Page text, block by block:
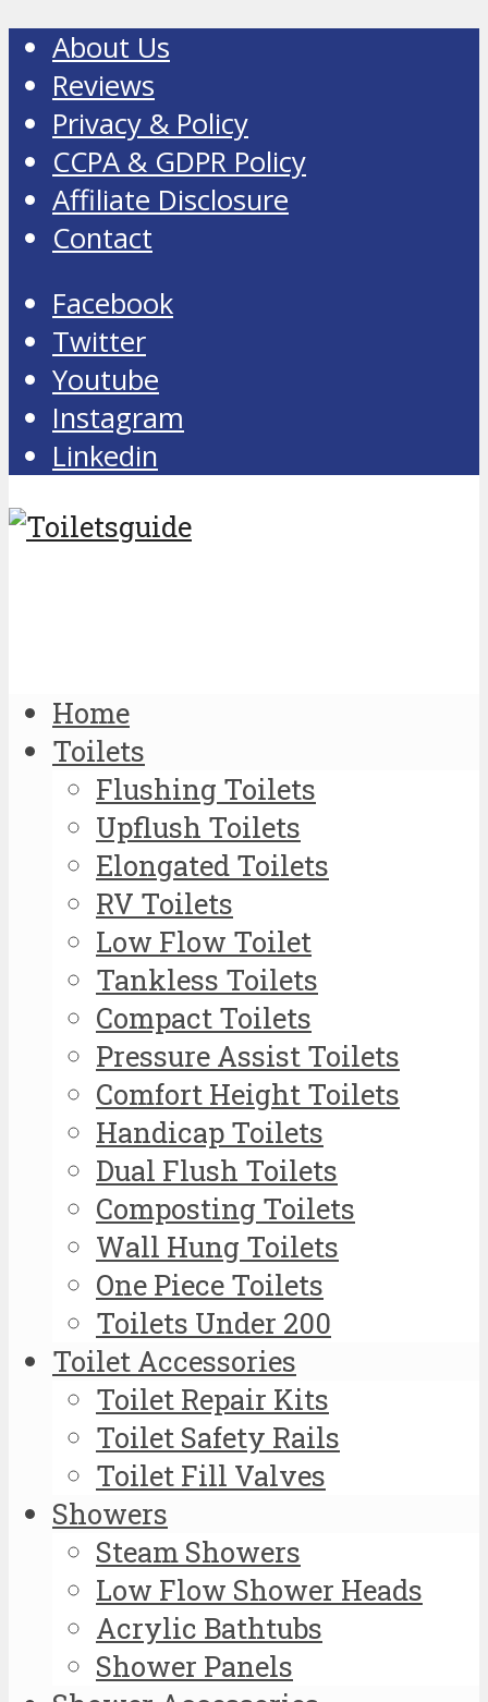
About Us
Reviews
Privacy & Policy
CCPA & GDPR Policy
Affiliate Disclosure
Contact
Facebook
Twitter
Youtube
Instagram
Linkedin
Home
Toilets
Flushing Toilets
Upflush Toilets
Elongated Toilets
RV Toilets
Low Flow Toilet
Tankless Toilets
Compact Toilets
Pressure Assist Toilets
Comfort Height Toilets
Handicap Toilets
Dual Flush Toilets
Composting Toilets
Wall Hung Toilets
One Piece Toilets
Toilets Under 200
Toilet Accessories
Toilet Repair Kits
Toilet Safety Rails
Toilet Fill Valves
Showers
Steam Showers
Low Flow Shower Heads
Acrylic Bathtubs
Shower Panels